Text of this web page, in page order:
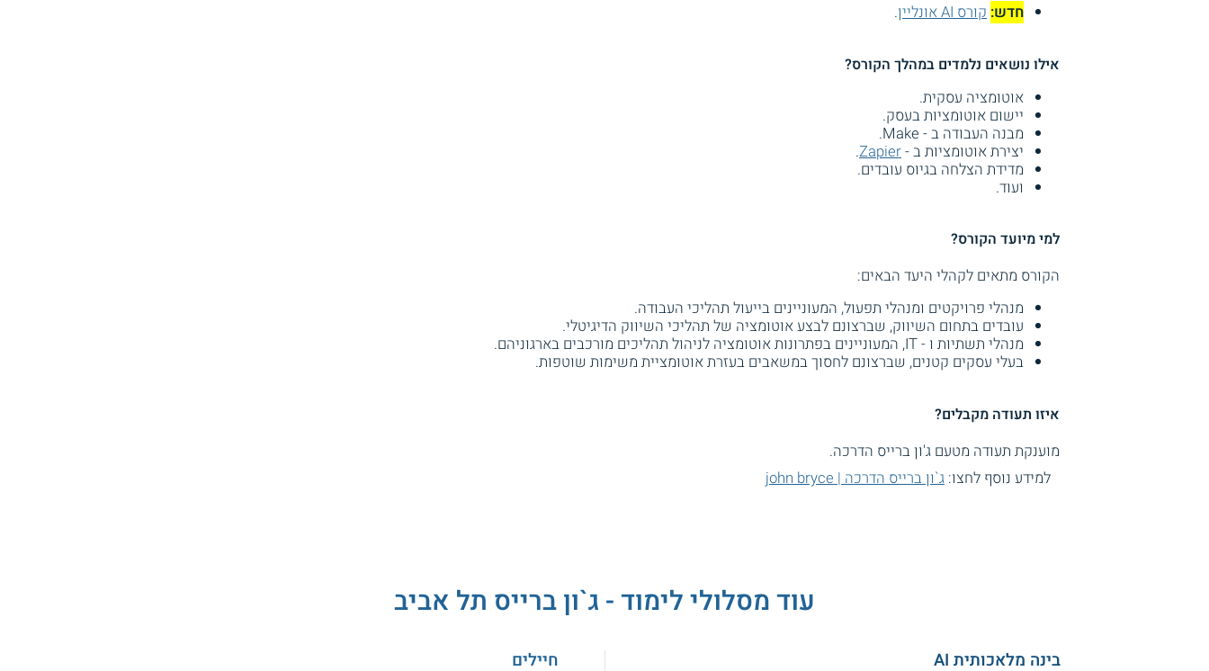
חדש: קורס AI אונליין .
אילו נושאים נלמדים במהלך הקורס?
אוטומציה עסקית.
יישום אוטומציות בעסק.
מבנה העבודה ב - Make.
יצירת אוטומציות ב -Zapier
.
מדידת הצלחה בגיוס עובדים.
ועוד.
למי מיועד הקורס?
הקורס מתאים לקהלי היעד הבאים:
מנהלי פרויקטים ומנהלי תפעול, המעוניינים בייעול תהליכי העבודה.
עובדים בתחום השיווק, שברצונם לבצע אוטומציה של תהליכי השיווק הדיגיטלי.
מנהלי תשתיות ו - IT, המעוניינים בפתרונות אוטומציה לניהול תהליכים מורכבים בארגוניהם.
בעלי עסקים קטנים, שברצונם לחסוך במשאבים בעזרת אוטומציית משימות שוטפות.
איזו תעודה מקבלים?
מוענקת תעודה מטעם ג'ון ברייס הדרכה.
למידע נוסף לחצו: ג`ון ברייס הדרכה | john bryce
עוד מסלולי לימוד - ג`ון ברייס תל אביב
בינה מלאכותית AI
חיילים